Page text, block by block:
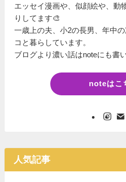
エッセイ漫画や、似顔絵や、動
りしてます🎨
一歳上の夫、小2の長男、年中
コと暮らしています。
ブログより濃い話はnoteにも書
noteはこ
人気記事